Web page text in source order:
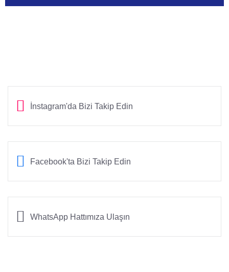
İnstagram'da Bizi Takip Edin
Facebook'ta Bizi Takip Edin
WhatsApp Hattımıza Ulaşın